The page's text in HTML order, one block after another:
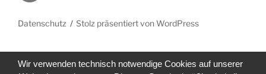
Datenschutz Stolz präsentiert von WordPress
Wir verwenden technisch notwendige Cookies auf unserer